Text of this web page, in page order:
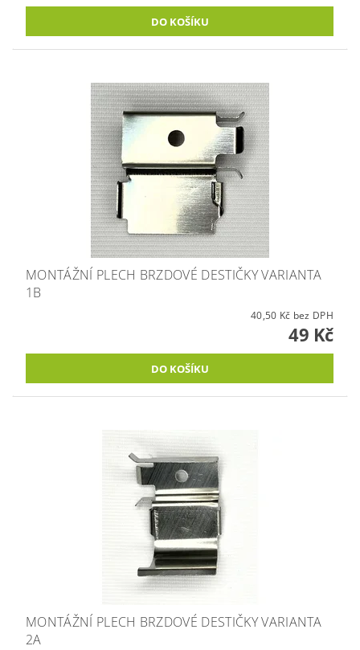
MONTÁŽNÍ PLECH BRZDOVÉ DESTIČKY VARIANTA
1B
40,50 Kč bez DPH
49 Kč
MONTÁŽNÍ PLECH BRZDOVÉ DESTIČKY VARIANTA
2A